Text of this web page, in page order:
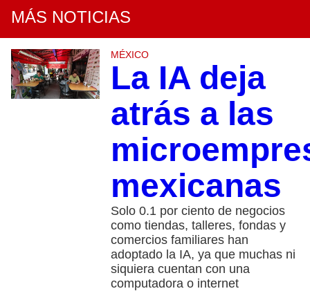
MÁS NOTICIAS
MÉXICO
La IA deja
atrás a las
mexicanas
Solo 0.1 por ciento de negocios
como tiendas, talleres, fondas y
comercios familiares han
adoptado la IA, ya que muchas ni
siquiera cuentan con una
computadora o internet